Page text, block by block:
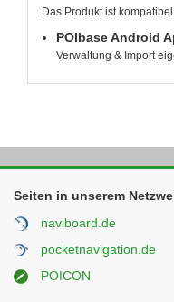
Das Produkt ist
POIbase Android
Verwaltung & Import
Seiten in unserem
naviboard.de
pocketnavigation.de
POICON